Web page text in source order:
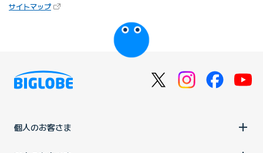
サイトマップ（新しいタブで開きます）
びっぷるのページ
個人のお客さま